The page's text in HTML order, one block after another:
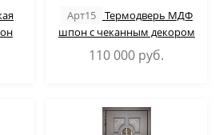
Арт15
Термодверь МДФ
шпон с чеканным декором
110 000 руб.